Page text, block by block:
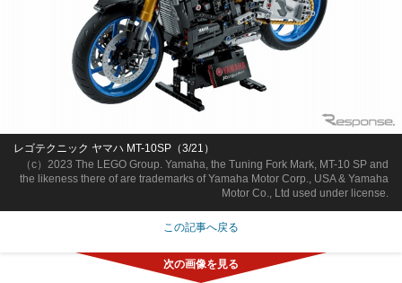
（c）2023 The LEGO Group. Yamaha, the Tuning Fork Mark, MT-10 SP and
the likeness there of are trademarks of Yamaha Motor Corp., USA & Yamaha
Motor Co., Ltd used under license.
レゴテクニック ヤマハ MT-10SP（3/21）
この記事へ戻る